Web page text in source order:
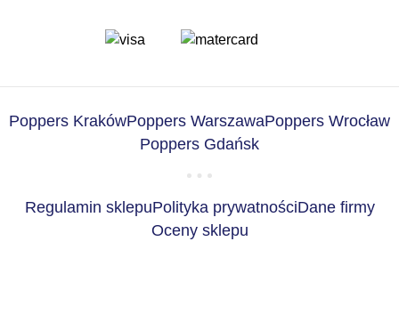
Poppers KrakówPoppers WarszawaPoppers Wrocław
Poppers Gdańsk
Regulamin sklepuPolityka prywatnościDane firmy
Oceny sklepu